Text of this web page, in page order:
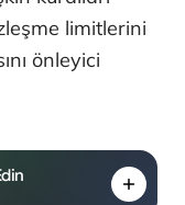
limitlerini
önleyici